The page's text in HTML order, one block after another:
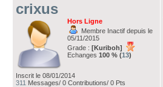
crixus
Hors Ligne
Membre Inactif depuis le
05/11/2015
Grade : [Kuriboh]
Echanges 100 % (13)
Inscrit le 08/01/2014
311 Messages/ 0 Contributions/ 0 Pts